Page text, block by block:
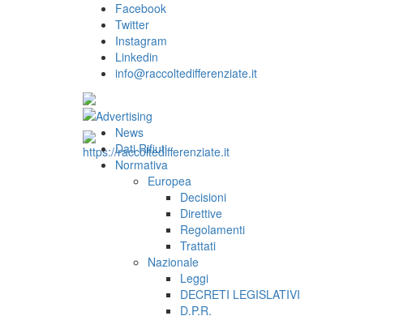
Facebook
Twitter
Instagram
Linkedin
info@raccoltedifferenziate.it
News
Dati Rifiuti
Normativa
Europea
Decisioni
Direttive
Regolamenti
Trattati
Nazionale
Leggi
DECRETI LEGISLATIVI
D.P.R.